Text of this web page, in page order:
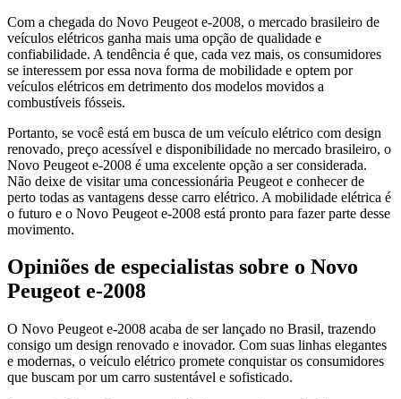
Com a chegada do Novo Peugeot e-2008, o mercado brasileiro de
veículos elétricos ganha mais uma opção de qualidade e
confiabilidade. A tendência é que, cada vez mais, os consumidores
se interessem por essa nova forma de mobilidade e optem por
veículos elétricos em detrimento dos modelos movidos a
combustíveis fósseis.
Portanto, se você está em busca de um veículo elétrico com design
renovado, preço acessível e disponibilidade no mercado brasileiro, o
Novo Peugeot e-2008 é uma excelente opção a ser considerada.
Não deixe de visitar uma concessionária Peugeot e conhecer de
perto todas as vantagens desse carro elétrico. A mobilidade elétrica é
o futuro e o Novo Peugeot e-2008 está pronto para fazer parte desse
movimento.
Opiniões de especialistas sobre o Novo
Peugeot e-2008
O Novo Peugeot e-2008 acaba de ser lançado no Brasil, trazendo
consigo um design renovado e inovador. Com suas linhas elegantes
e modernas, o veículo elétrico promete conquistar os consumidores
que buscam por um carro sustentável e sofisticado.